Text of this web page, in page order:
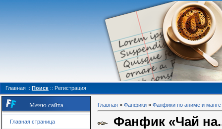
Главная :: Поиск :: Регистрация
Меню сайта
Главная страница
Главная » Фанфики » Фанфики по аниме и манге
Фанфик «Чай